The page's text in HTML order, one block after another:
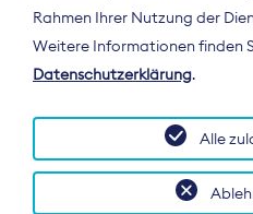
Der Bundesverband
Zeitungsverleger (BDZV)
Spitzenorganisation die
Deutschland und auf EU-
Rahmen Ihrer Nutzung der
Weitere Informationen finden
Datenschutzerklärung.
Alle